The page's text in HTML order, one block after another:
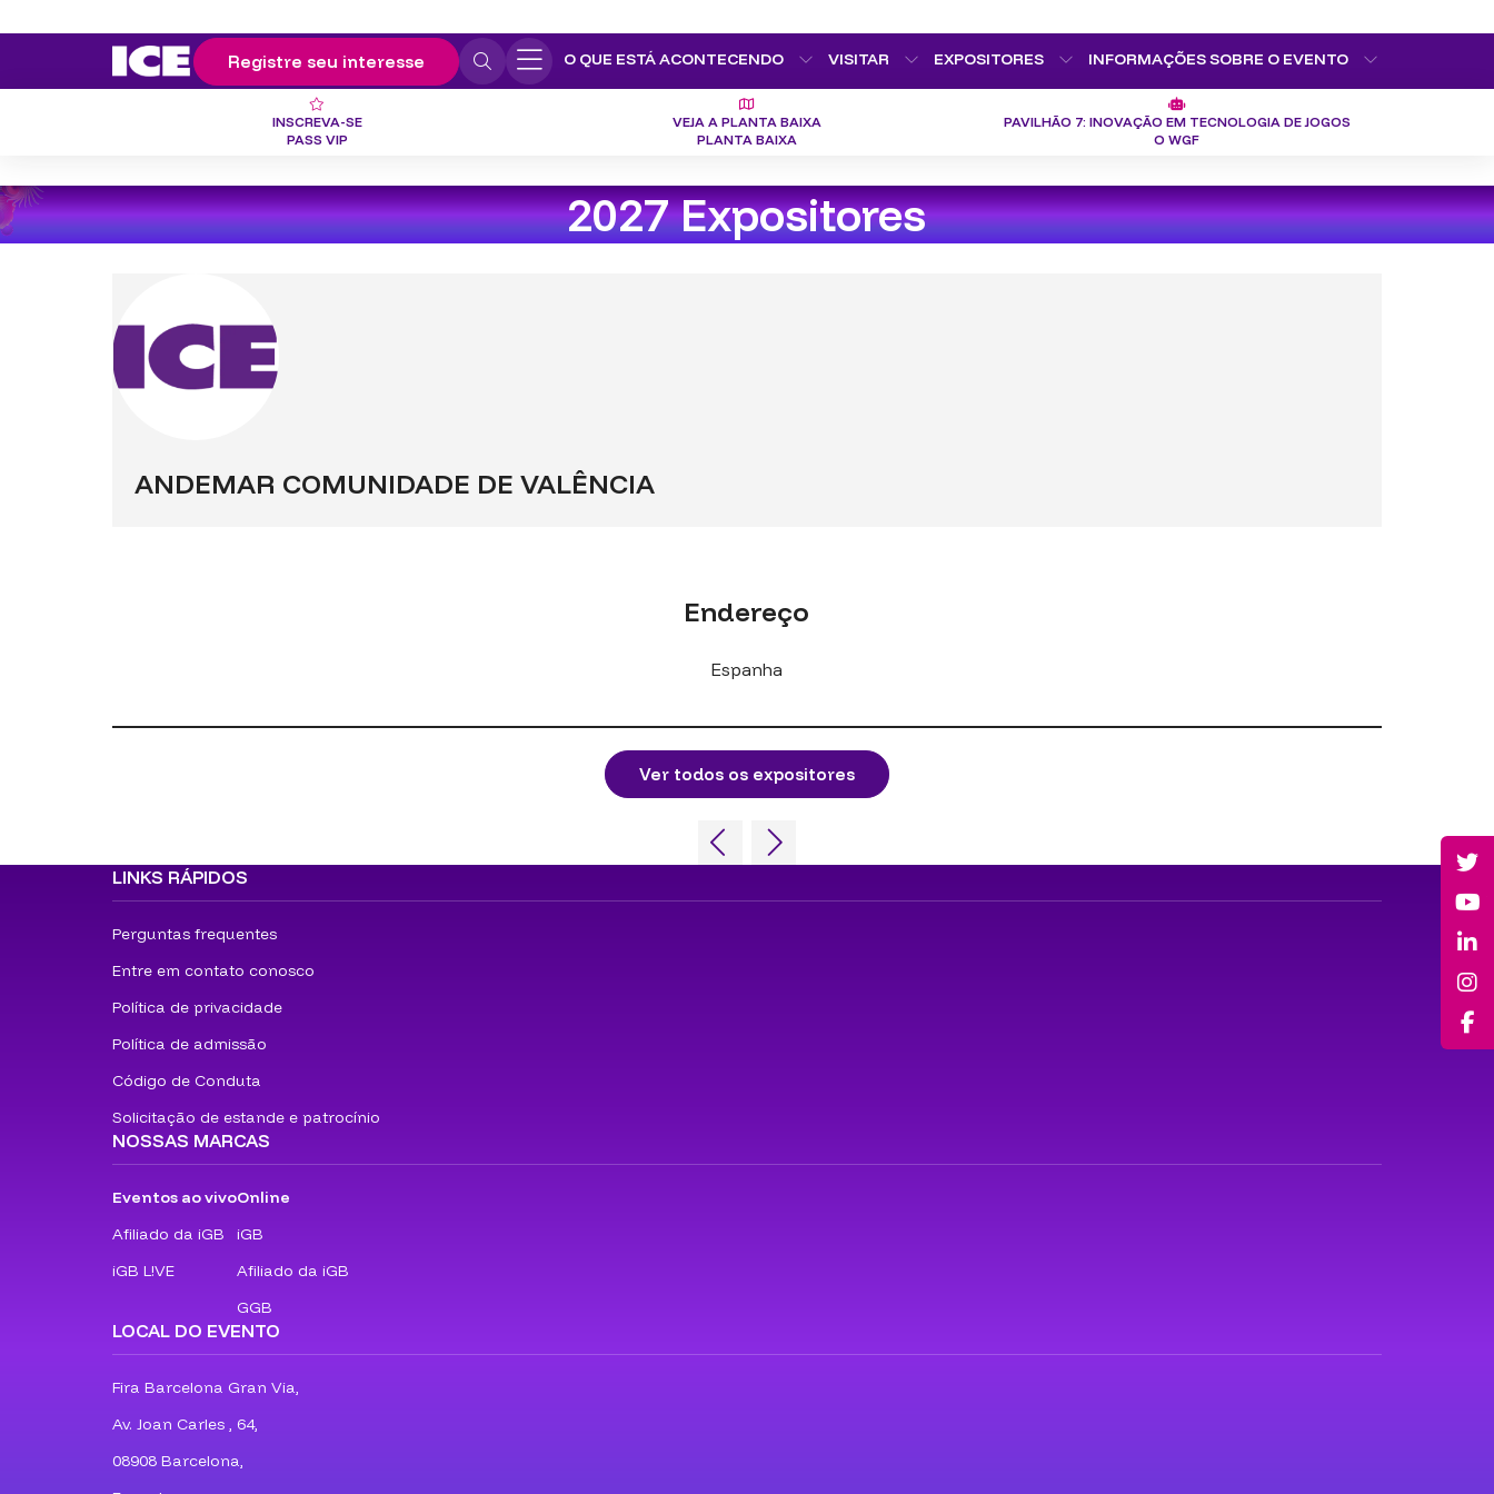
Registre seu interesse O QUE ESTÁ ACONTECENDO VISITAR EXPOSITORES INFORMAÇÕES SOBRE O EVENTO
INSCREVA-SE
PASS VIP
VEJA A PLANTA BAIXA
PLANTA BAIXA
PAVILHÃO 7: INOVAÇÃO EM TECNOLOGIA DE JOGOS
O WGF
2027 Expositores
ANDEMAR COMUNIDADE DE VALÊNCIA
Endereço
Espanha
Ver todos os expositores
LINKS RÁPIDOS
Perguntas frequentes
Entre em contato conosco
Política de privacidade
Política de admissão
Código de Conduta
Solicitação de estande e patrocínio
NOSSAS MARCAS
Eventos ao vivo
Afiliado da iGB
iGB L!VE
Online
iGB
Afiliado da iGB
GGB
LOCAL DO EVENTO
Fira Barcelona Gran Via,
Av. Joan Carles , 64,
08908 Barcelona,